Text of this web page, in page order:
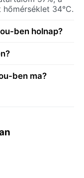
34°C.
ben holnap?
ben ma?